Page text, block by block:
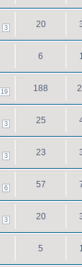
3 20
6
19 188
3 25
3 23
6 57
3 20
5